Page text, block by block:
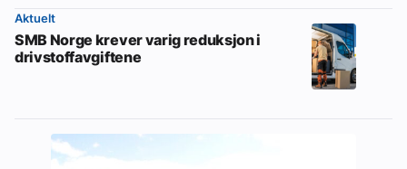
Aktuelt
SMB Norge krever varig reduksjon i
drivstoffavgiftene